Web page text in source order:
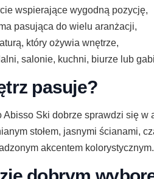
wspierające wygodną pozycję,
pasująca do wielu aranżacji,
który ożywia wnętrze,
salonie, kuchni, biurze lub
pasuje?
Abisso Ski dobrze sprawdzi się
stołem, jasnymi ścianami,
akcentem kolorystycznym.